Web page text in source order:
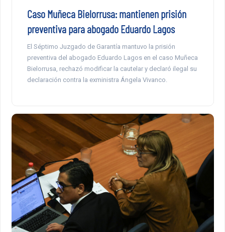
Caso Muñeca Bielorrusa: mantienen prisión
preventiva para abogado Eduardo Lagos
El Séptimo Juzgado de Garantía mantuvo la prisión
preventiva del abogado Eduardo Lagos en el caso Muñeca
Bielorrusa, rechazó modificar la cautelar y declaró ilegal su
declaración contra la exministra Ángela Vivanco.